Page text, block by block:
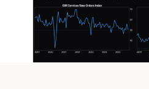
無料講座
コラム
利用者の声